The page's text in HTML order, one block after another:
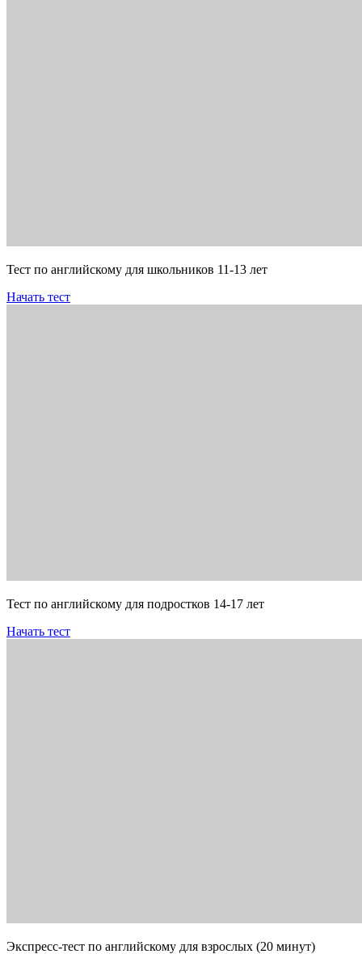
Тест по английскому для школьников 11-13 лет
Начать тест
Тест по английскому для подростков 14-17 лет
Начать тест
Экспресс-тест по английскому для взрослых (20 минут)